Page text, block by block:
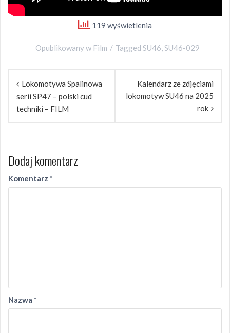
119 wyświetlenia
Opublikowany w Film Tagged SU46,SU46-029
Nawigacja
wpisu
Lokomotywa Spalinowa
serii SP47 – polski cud
techniki – FILM
Kalendarz ze zdjęciami
lokomotyw SU46 na 2025
rok
Dodaj komentarz
Komentarz *
Nazwa *